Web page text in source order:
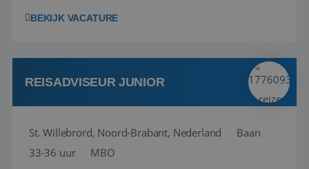
wensen van je team, je klant en wat er in de
klanten te overtuigen om die droomreis te
boeken! ...
BEKIJK VACATURE
REISADVISEUR JUNIOR
St. Willebrord, Noord-Brabant, Nederland
Baan
33-36 uur
MBO